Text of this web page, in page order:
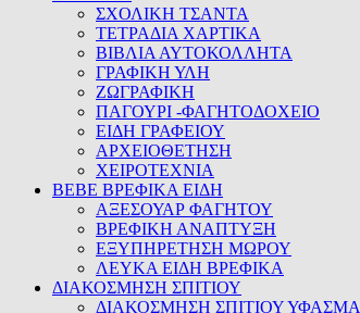
ΣΧΟΛΙΚΗ ΤΣΑΝΤΑ
ΤΕΤΡΑΔΙΑ ΧΑΡΤΙΚΑ
ΒΙΒΛΙΑ ΑΥΤΟΚΟΛΛΗΤΑ
ΓΡΑΦΙΚΗ ΥΛΗ
ΖΩΓΡΑΦΙΚΗ
ΠΑΓΟΥΡΙ -ΦΑΓΗΤΟΔΟΧΕΙΟ
ΕΙΔΗ ΓΡΑΦΕΙΟΥ
ΑΡΧΕΙΟΘΕΤΗΣΗ
ΧΕΙΡΟΤΕΧΝΙΑ
BEBE ΒΡΕΦΙΚΑ ΕΙΔΗ
ΑΞΕΣΟΥΑΡ ΦΑΓΗΤΟΥ
ΒΡΕΦΙΚΗ ΑΝΑΠΤΥΞΗ
ΕΞΥΠΗΡΕΤΗΣΗ ΜΩΡΟΥ
ΛΕΥΚΑ ΕΙΔΗ ΒΡΕΦΙΚΑ
ΔΙΑΚΟΣΜΗΣΗ ΣΠΙΤΙΟΥ
ΔΙΑΚΟΣΜΗΣΗ ΣΠΙΤΙΟΥ ΥΦΑΣΜΑ